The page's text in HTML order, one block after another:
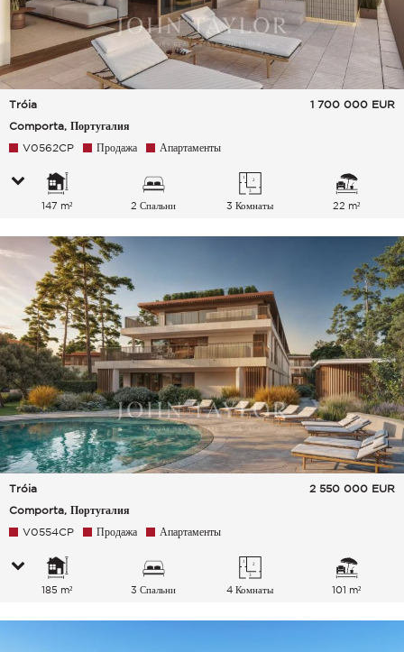
Tróia
Comporta, Португалия
1 700 000 EUR
V0562CP Продажа Апартаменты
147 m² 2 Спальни 3 Комнаты 22 m²
Tróia
Comporta, Португалия
2 550 000 EUR
V0554CP Продажа Апартаменты
185 m² 3 Спальни 4 Комнаты 101 m²